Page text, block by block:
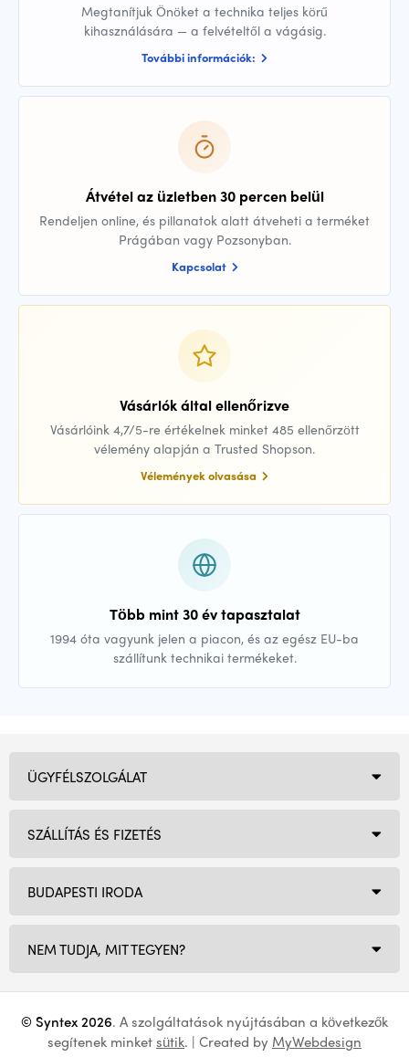
Megtanítjuk Önöket a technika teljes körű
kihasználására — a felvételtől a vágásig.
További információk:
Átvétel az üzletben 30 percen belül
Rendeljen online, és pillanatok alatt átveheti a terméket
Prágában vagy Pozsonyban.
Kapcsolat
Vásárlók által ellenőrizve
Vásárlóink 4,7/5-re értékelnek minket 485 ellenőrzött
vélemény alapján a Trusted Shopson.
Vélemények olvasása
Több mint 30 év tapasztalat
1994 óta vagyunk jelen a piacon, és az egész EU-ba
szállítunk technikai termékeket.
BUDAPESTI IRODA
NEM TUDJA, MIT TEGYEN?
ÜGYFÉLSZOLGÁLAT
SZÁLLÍTÁS ÉS FIZETÉS
© Syntex 2026. A szolgáltatások nyújtásában a következők
segítenek minketsütik. | Created by MyWebdesign